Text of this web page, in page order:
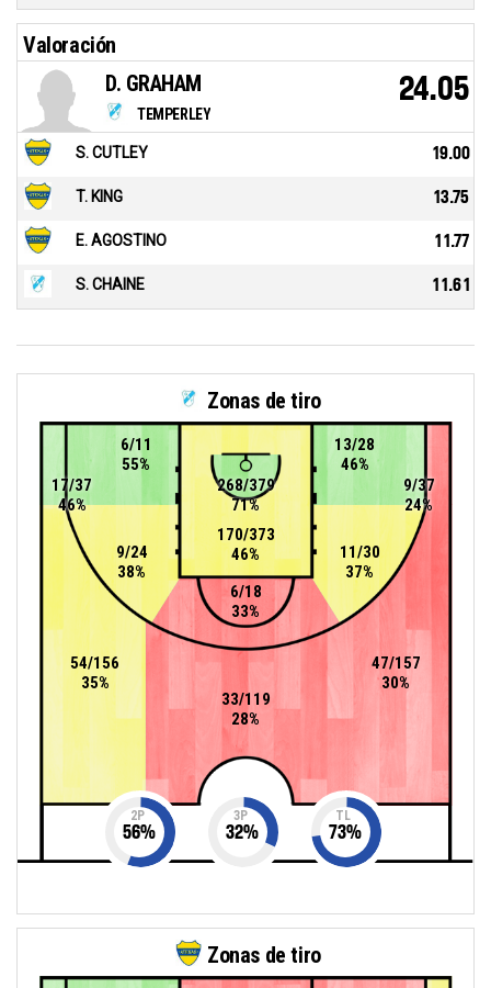
Valoración
TEMPERLEY
D. GRAHAM 24.05
S. CUTLEY 19.00
T. KING 13.75
E. AGOSTINO 11.77
S. CHAINE 11.61
Zonas de tiro
6/18
33%
9/24
38%
6/11
55%
11/30
37%
13/28
46%
170/373
46%
268/379
71%
33/119
28%
54/156
35%
17/37
46%
47/157
30%
9/37
24%
2P
56%
3P
32%
TL
73%
Zonas de tiro